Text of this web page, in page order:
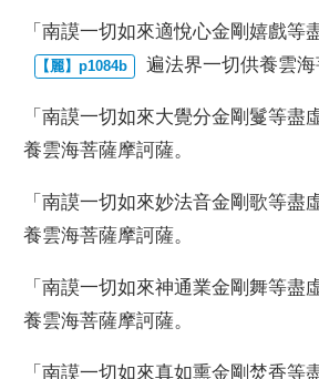
「南謨一切如來適悅心金剛嬉戲等
遍法界一切供養雲
「南謨一切如來大覺分金剛鬘等盡
養雲海菩薩摩訶薩。
「南謨一切如來妙法音金剛歌等盡
養雲海菩薩摩訶薩。
「南謨一切如來神通業金剛舞等盡
養雲海菩薩摩訶薩。
「南謨一切如來真如熏金剛焚香等